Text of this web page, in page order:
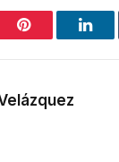
Pinterest